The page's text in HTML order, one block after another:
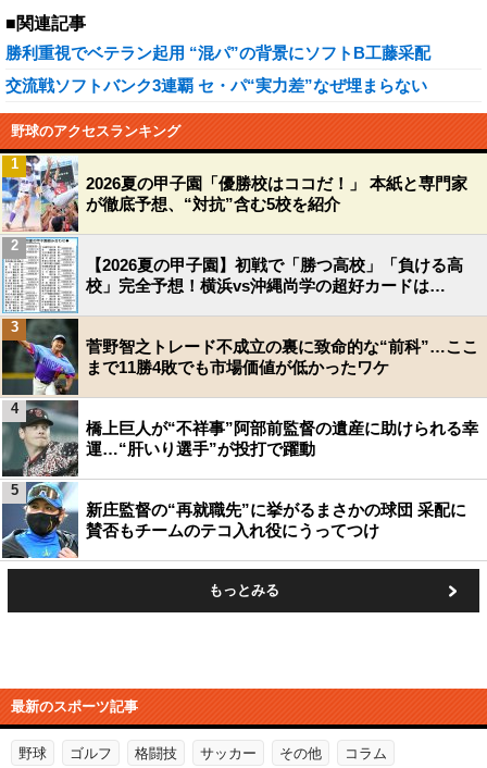
■関連記事
勝利重視でベテラン起用 “混パ”の背景にソフトB工藤采配
交流戦ソフトバンク3連覇 セ・パ“実力差”なぜ埋まらない
野球のアクセスランキング
2026夏の甲子園「優勝校はココだ！」 本紙と専門家
が徹底予想、“対抗”含む5校を紹介
1
【2026夏の甲子園】初戦で「勝つ高校」「負ける高
校」完全予想！横浜vs沖縄尚学の超好カードは…
2
菅野智之トレード不成立の裏に致命的な“前科”…ここ
まで11勝4敗でも市場価値が低かったワケ
3
橋上巨人が“不祥事”阿部前監督の遺産に助けられる幸
運…“肝いり選手”が投打で躍動
4
新庄監督の“再就職先”に挙がるまさかの球団 采配に
賛否もチームのテコ入れ役にうってつけ
5
もっとみる
最新のスポーツ記事
野球 ゴルフ 格闘技 サッカー その他 コラム